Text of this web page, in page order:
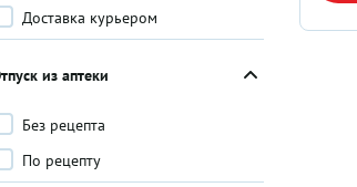
Доставка курьером
из аптеки
Без рецепта
По рецепту